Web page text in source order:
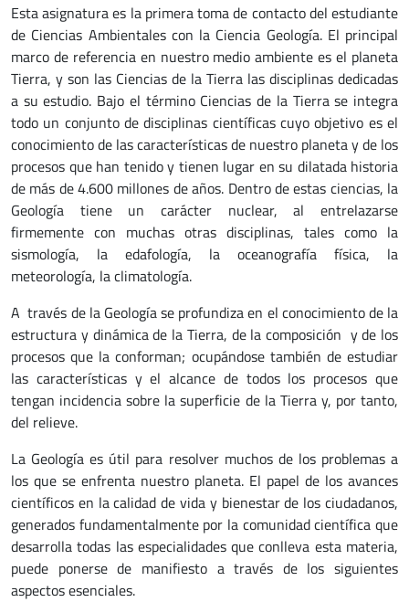
Esta asignatura es la primera toma de contacto del estudiante
de Ciencias Ambientales con la Ciencia Geología. El principal
marco de referencia en nuestro medio ambiente es el planeta
Tierra, y son las Ciencias de la Tierra las disciplinas dedicadas
a su estudio. Bajo el término Ciencias de la Tierra se integra
todo un conjunto de disciplinas científicas cuyo objetivo es el
conocimiento de las características de nuestro planeta y de los
procesos que han tenido y tienen lugar en su dilatada historia
de más de 4.600 millones de años. Dentro de estas ciencias, la
Geología tiene un carácter nuclear, al entrelazarse
firmemente con muchas otras disciplinas, tales como la
sismología, la edafología, la oceanografía física, la
meteorología, la climatología.
A través de la Geología se profundiza en el conocimiento de la
estructura y dinámica de la Tierra, de la composición y de los
procesos que la conforman; ocupándose también de estudiar
las características y el alcance de todos los procesos que
tengan incidencia sobre la superficie de la Tierra y, por tanto,
del relieve.
La Geología es útil para resolver muchos de los problemas a
los que se enfrenta nuestro planeta. El papel de los avances
científicos en la calidad de vida y bienestar de los ciudadanos,
generados fundamentalmente por la comunidad científica que
desarrolla todas las especialidades que conlleva esta materia,
puede ponerse de manifiesto a través de los siguientes
aspectos esenciales.